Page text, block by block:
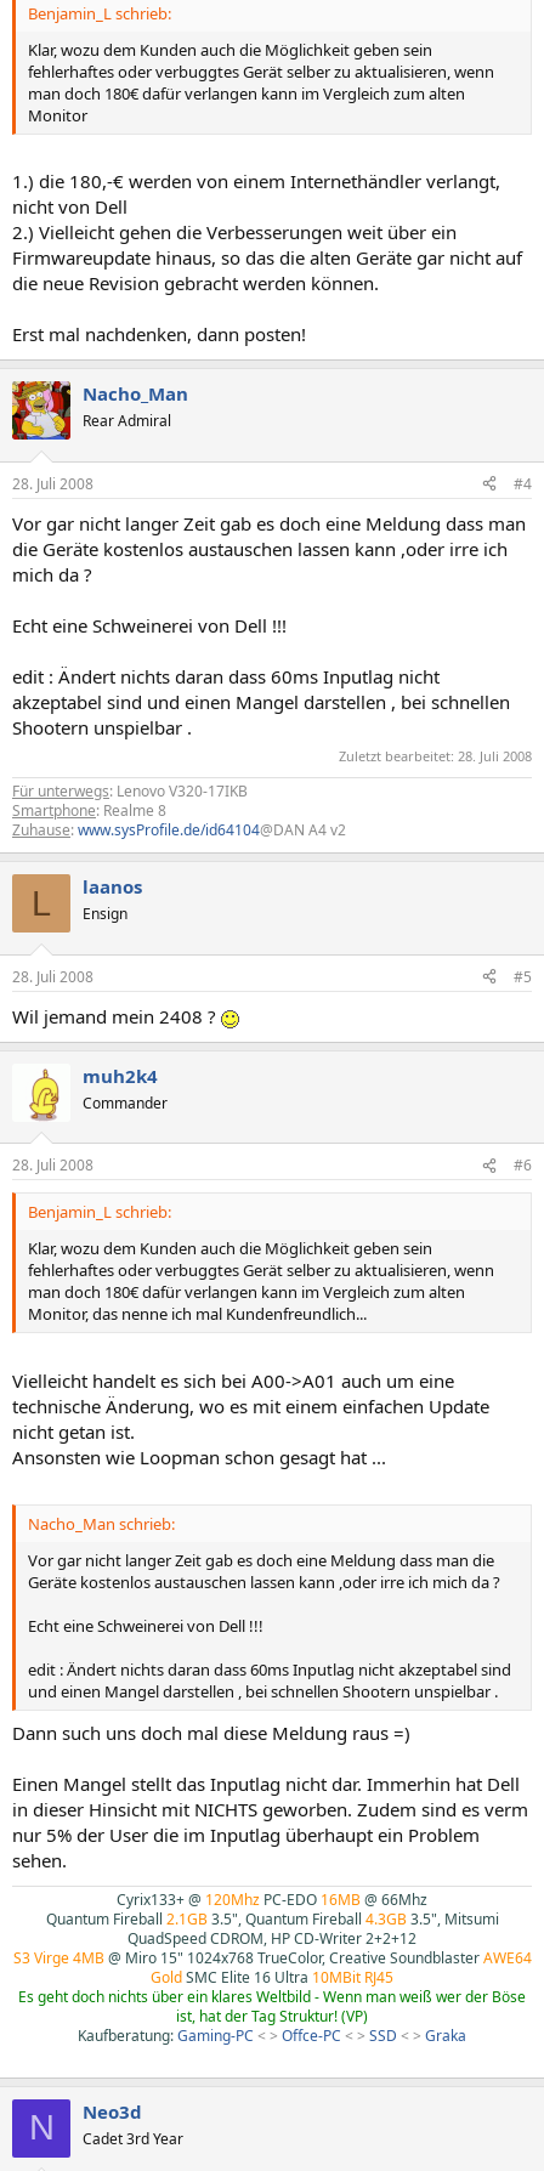
Benjamin_L schrieb:
Klar, wozu dem Kunden auch die Möglichkeit geben sein
fehlerhaftes oder verbuggtes Gerät selber zu aktualisieren, wenn
man doch 180€ dafür verlangen kann im Vergleich zum alten
Monitor
1.) die 180,-€ werden von einem Internethändler verlangt,
nicht von Dell
2.) Vielleicht gehen die Verbesserungen weit über ein
Firmwareupdate hinaus, so das die alten Geräte gar nicht auf
die neue Revision gebracht werden können.
Erst mal nachdenken, dann posten!
Nacho_Man
Rear Admiral
28. Juli 2008 #4
Vor gar nicht langer Zeit gab es doch eine Meldung dass man
die Geräte kostenlos austauschen lassen kann ,oder irre ich
mich da ?
Echt eine Schweinerei von Dell !!!
edit : Ändert nichts daran dass 60ms Inputlag nicht
akzeptabel sind und einen Mangel darstellen , bei schnellen
Shootern unspielbar .
Zuletzt bearbeitet: 28. Juli 2008
Für unterwegs: Lenovo V320-17IKB
Smartphone: Realme 8
Zuhause:www.sysProfile.de/id64104@DAN A4 v2
L laanos
Ensign
28. Juli 2008 #5
Wil jemand mein 2408 ?
muh2k4
Commander
28. Juli 2008 #6
Benjamin_L schrieb:
Klar, wozu dem Kunden auch die Möglichkeit geben sein
fehlerhaftes oder verbuggtes Gerät selber zu aktualisieren, wenn
man doch 180€ dafür verlangen kann im Vergleich zum alten
Monitor, das nenne ich mal Kundenfreundlich...
Vielleicht handelt es sich bei A00->A01 auch um eine
technische Änderung, wo es mit einem einfachen Update
nicht getan ist.
Ansonsten wie Loopman schon gesagt hat ...
Nacho_Man schrieb:
Vor gar nicht langer Zeit gab es doch eine Meldung dass man die
Geräte kostenlos austauschen lassen kann ,oder irre ich mich da ?
Echt eine Schweinerei von Dell !!!
edit : Ändert nichts daran dass 60ms Inputlag nicht akzeptabel sind
und einen Mangel darstellen , bei schnellen Shootern unspielbar .
Dann such uns doch mal diese Meldung raus =)
Einen Mangel stellt das Inputlag nicht dar. Immerhin hat Dell
in dieser Hinsicht mit NICHTS geworben. Zudem sind es verm
nur 5% der User die im Inputlag überhaupt ein Problem
sehen.
Cyrix133+ @ 120Mhz PC-EDO 16MB@ 66Mhz
Quantum Fireball 2.1GB3.5", Quantum Fireball 4.3GB3.5", Mitsumi
QuadSpeed CDROM, HP CD-Writer 2+2+12
S3 Virge 4MB@ Miro 15" 1024x768 TrueColor, Creative SoundblasterAWE64
GoldSMC Elite 16 Ultra 10MBit RJ45
Es geht doch nichts über ein klares Weltbild - Wenn man weiß wer der Böse
ist, hat der Tag Struktur! (VP)
Kaufberatung:Gaming-PC < > Offce-PC < > SSD < > Graka
N Neo3d
Cadet 3rd Year